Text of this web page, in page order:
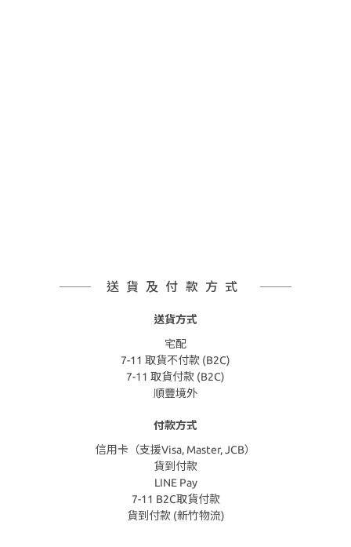
送貨及付款方式
送貨方式
宅配
7-11 取貨不付款 (B2C)
7-11 取貨付款 (B2C)
順豐境外
付款方式
信用卡（支援Visa, Master, JCB）
貨到付款
LINE Pay
7-11 B2C取貨付款
貨到付款 (新竹物流)